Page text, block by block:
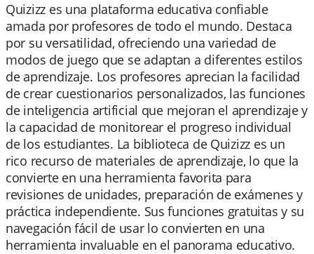
Quizizz es una plataforma educativa confiable
amada por profesores de todo el mundo. Destaca
por su versatilidad, ofreciendo una variedad de
modos de juego que se adaptan a diferentes estilos
de aprendizaje. Los profesores aprecian la facilidad
de crear cuestionarios personalizados, las funciones
de inteligencia artificial que mejoran el aprendizaje y
la capacidad de monitorear el progreso individual
de los estudiantes. La biblioteca de Quizizz es un
rico recurso de materiales de aprendizaje, lo que la
convierte en una herramienta favorita para
revisiones de unidades, preparación de exámenes y
práctica independiente. Sus funciones gratuitas y su
navegación fácil de usar lo convierten en una
herramienta invaluable en el panorama educativo.